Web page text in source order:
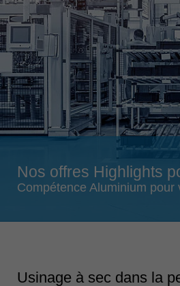
Portugal
português
România
Română
Schweiz
deutsch français
Singapore
english
Slovenija
Suomi
english
Nos offres Highlights
Compétence Aluminium pour
Usinage à sec dans la